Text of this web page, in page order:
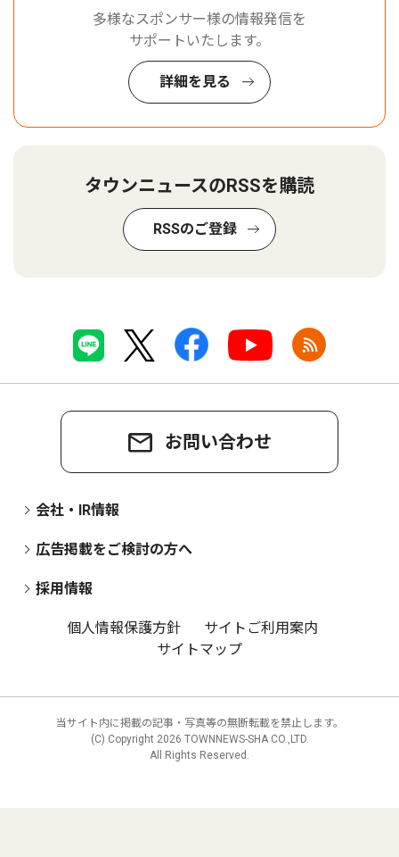
多様なスポンサー様の情報発信を
サポートいたします。
詳細を見る
タウンニュースのRSSを購読
RSSのご登録
お問い合わせ
会社・IR情報
広告掲載をご検討の方へ
採用情報
個人情報保護方針
サイトご利用案内
サイトマップ
当サイト内に掲載の記事・写真等の無断転載を禁止します。
(C) Copyright 2026 TOWNNEWS-SHA CO.,LTD.
All Rights Reserved.